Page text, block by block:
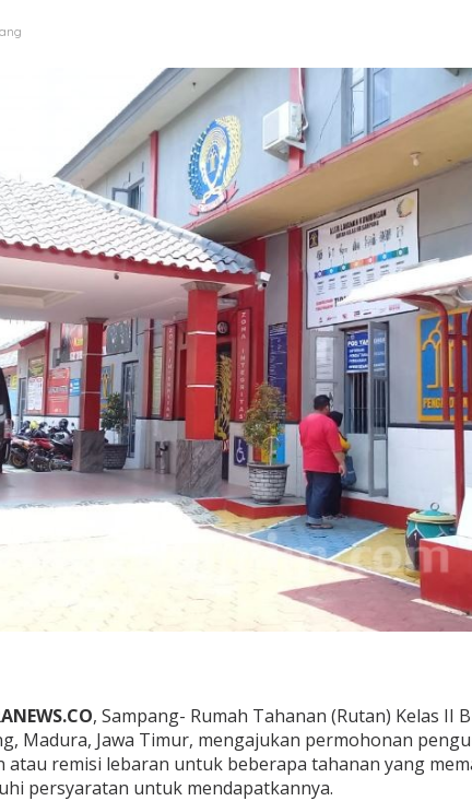
, Sampang- Rumah Tahanan (Rutan) Kelas II
Madura, Jawa Timur, mengajukan permohonan
atau remisi lebaran untuk beberapa tahanan yang
persyaratan untuk mendapatkannya.